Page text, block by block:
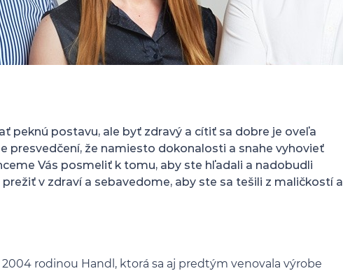
peknú postavu, ale byť zdravý a cítiť sa dobre je oveľa
presvedčení, že namiesto dokonalosti a snahe vyhovieť
Vás posmeliť k tomu, aby ste hľadali a nadobudli
v zdraví a sebavedome, aby ste sa tešili z maličkostí a
rodinou Handl, ktorá sa aj predtým venovala výrobe